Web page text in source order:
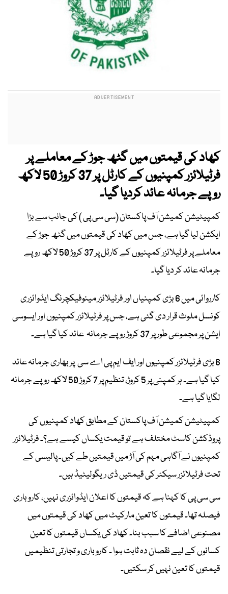
کھاد کی قیمتوں میں گٹھ جوڑ کے معاملے پر
فرٹیلائزر کمپنیوں کے کارٹل پر 37 کروڑ 50 لاکھ
روپے جرمانہ عائد کردیا گیا۔
کمپیٹیشن کمیشن آف پاکستان (سی سی پی ) کی جانب سے بڑا
ایکشن لیا گیا ہے، جس میں کھاد کی قیمتوں میں گٹھ جوڑ کے
معاملے پر فرٹیلائزر کمپنیوں کے کارٹل پر 37 کروڑ 50 لاکھ روپے
جرمانہ عائد کر دیا گیا۔
کارروائی میں 6 بڑی کمپنیاں اور فرٹیلائزر مینوفیکچرنگ ایڈوائزری
کونسل ملوث قرار دی گئی ہے، جس پر فرٹیلائزر کمپنیوں اور ایسوسی
ایشن پر مجموعی طور پر 37 کروڑ روپے جرمانہ عائد کیا گیا ہے۔
6 بڑی فرٹیلائزر کمپنیوں اور ایف ایم پی اے سی پر بھاری جرمانہ عائد
کیا گیا ہے۔ ہر کمپنی پر 5 کروڑ، تنظیم پر 7 کروڑ 50 لاکھ روپے جرمانہ
لگایا گیا ہے۔
کمپیٹیشن کمیشن آف پاکستان کے مطابق کھاد کمپنیوں کی
پروڈکشن کاسٹ مختلف ہے تو قیمت یکساں کیسے ہے؟۔ فرٹیلائزر
کمپنیوں نے آگاہی مہم کی آڑ میں قیمتیں طے کیں۔ پالیسی کے
تحت فرٹیلائزر سیکٹر کی قیمتیں ڈی ریگولیٹیڈ ہیں۔
سی سی پی کا کہنا ہے کہ قیمتوں کا اعلان ایڈوائزری نہیں، کاروباری
فیصلہ تھا۔ قیمتوں کا تعین مارکیٹ میں کھاد کی قیمتوں میں
مصنوعی اضافے کا سبب بنا۔ کھاد کی یکساں قیمتوں کا تعین
کسانوں کے لیے نقصان دہ ثابت ہوا ۔ کاروباری و تجارتی تنظیمیں
قیمتوں کا تعین نہیں کر سکتیں۔